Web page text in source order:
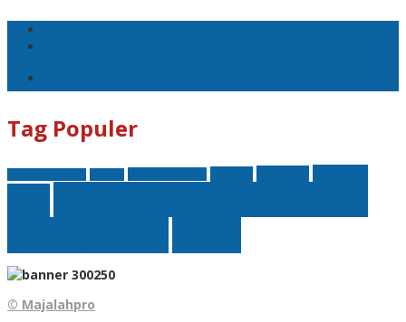
Tag Populer
© Majalahpro